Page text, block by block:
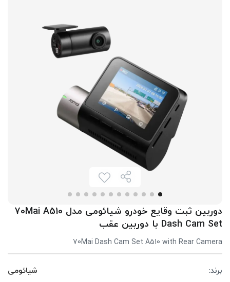
دوربین ثبت وقایع خودرو شیائومی مدل 70Mai A510
Dash Cam Set با دوربین عقب
70Mai Dash Cam Set A510 with Rear Camera
برند: شیائومی